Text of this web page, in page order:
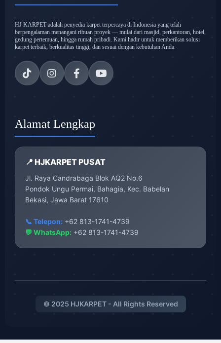
HJ KARPET adalah penyedia karpet terpercaya di Indonesia yang telah
berpengalaman menangani ribuan proyek — mulai dari masjid, perkantoran, hotel,
gedung pertemuan, hingga rumah pribadi. Kami hadir untuk memberikan solusi
karpet terbaik, berkualitas tinggi, dan sesuai dengan kebutuhan Anda.
Alamat Lengkap
📍 HJKARPET PUSAT
Jl. Raya Candrabaga Blok AQ2 No.6
Pondok Ungu Permai, Bahagia, Kec. Babelan
Bekasi, Jawa Barat 17610
📞 Telepon: +62 813-1741-4739
💬 WhatsApp: +62 813-1741-4739
© 2025 HJKARPET - All Rights Reserved